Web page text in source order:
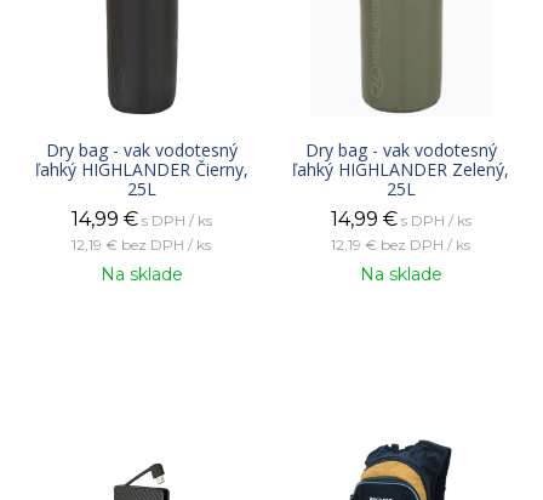
Dry bag - vak vodotesný
ľahký HIGHLANDER Čierny,
25L
14,99 € s DPH / ks
12,19 € bez DPH / ks
Na sklade
Dry bag - vak vodotesný
ľahký HIGHLANDER Zelený,
25L
14,99 € s DPH / ks
12,19 € bez DPH / ks
Na sklade